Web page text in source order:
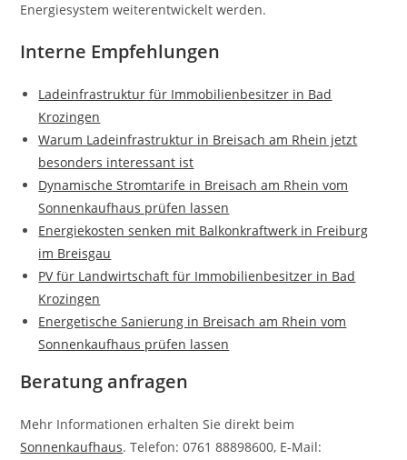
Energiesystem weiterentwickelt werden.
Interne Empfehlungen
Ladeinfrastruktur für Immobilienbesitzer in Bad
Krozingen
Warum Ladeinfrastruktur in Breisach am Rhein jetzt
besonders interessant ist
Dynamische Stromtarife in Breisach am Rhein vom
Sonnenkaufhaus prüfen lassen
Energiekosten senken mit Balkonkraftwerk in Freiburg
im Breisgau
PV für Landwirtschaft für Immobilienbesitzer in Bad
Krozingen
Energetische Sanierung in Breisach am Rhein vom
Sonnenkaufhaus prüfen lassen
Beratung anfragen
Mehr Informationen erhalten Sie direkt beim
Sonnenkaufhaus. Telefon: 0761 88898600, E-Mail: